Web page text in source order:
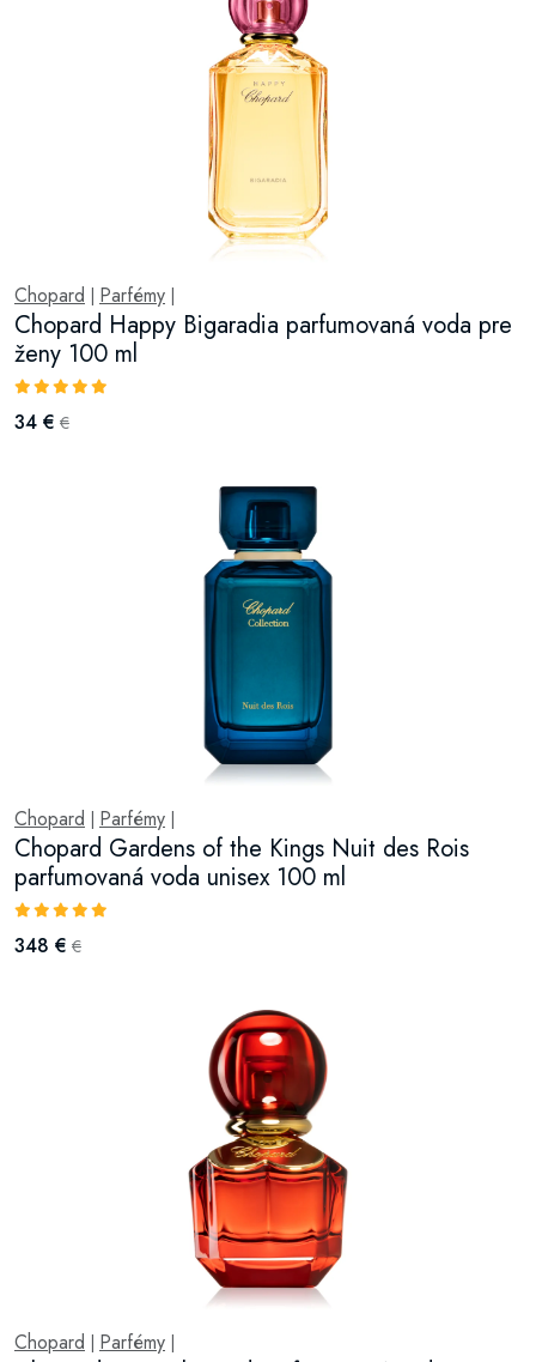
Chopard Parfémy
Chopard Happy Bigaradia parfumovaná voda pre
ženy 100 ml
34 € €
Chopard Parfémy
Chopard Gardens of the Kings Nuit des Rois
parfumovaná voda unisex 100 ml
348 € €
Chopard Parfémy